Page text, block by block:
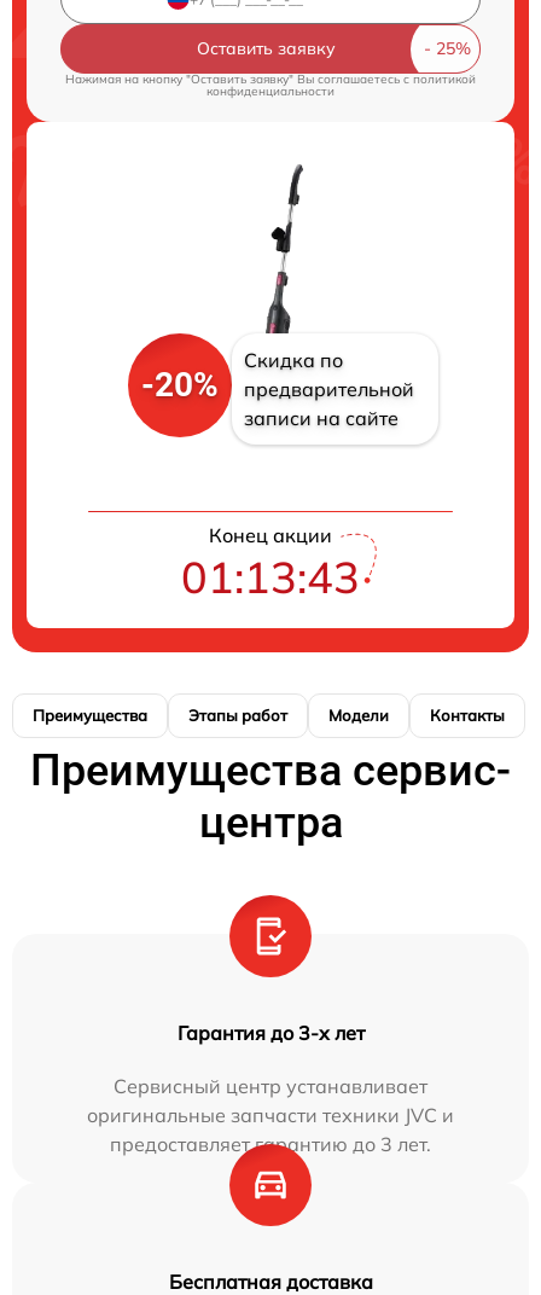
Оставить заявку
Нажимая на кнопку "Оставить заявку" Вы соглашаетесь cполитикой
конфиденциальности
-20%
Скидка по
предварительной
записи на сайте
Конец акции
01:13:42
Преимущества Этапы работ Модели Контакты
Преимущества сервис-
центра
Гарантия до 3-х лет
Сервисный центр устанавливает
оригинальные запчасти техники JVC и
предоставляет гарантию до 3 лет.
Бесплатная доставка